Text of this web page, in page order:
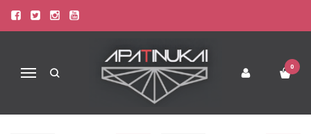
Navigacija
0
PREKIŲ PAIEŠKA - PERREGIMA
Prekių paieška